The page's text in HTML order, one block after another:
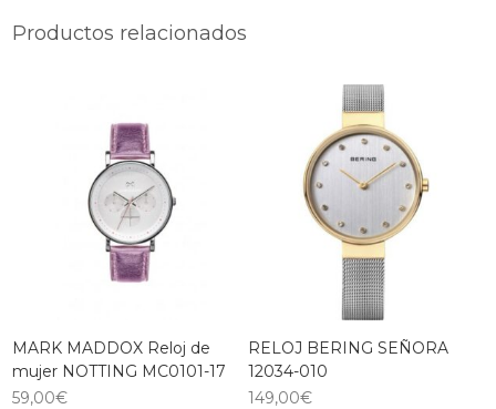
Productos relacionados
MARK MADDOX Reloj de
mujer NOTTING MC0101-17
59,00€
RELOJ BERING SEÑORA
12034-010
149,00€